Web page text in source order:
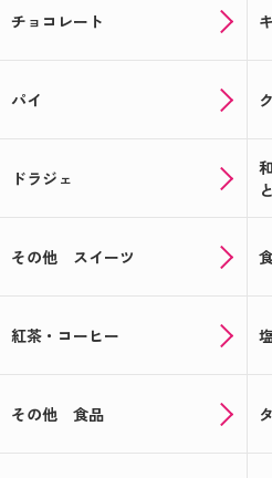
☆★注文受付中★☆あなただ
トが作れる！
菓子・お酒ギフト～
る！全員もらえるお得なキャ
会えなくても顔見せできる
チョコレート
パイ
ドラジェ
その他 スイーツ
紅茶・コーヒー
その他 食品